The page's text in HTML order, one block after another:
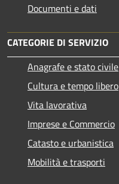
Documenti e dati
CATEGORIE DI SERVIZIO
Anagrafe e stato civile
Cultura e tempo libero
Vita lavorativa
Imprese e Commercio
Catasto e urbanistica
Mobilità e trasporti